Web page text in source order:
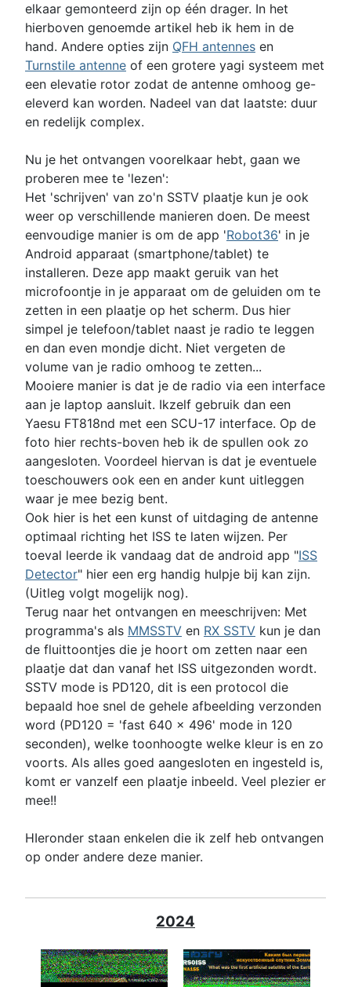
elkaar gemonteerd zijn op één drager. In het
hierboven genoemde artikel heb ik hem in de
hand. Andere opties zijn QFH antennes en
Turnstile antenne of een grotere yagi systeem met
een elevatie rotor zodat de antenne omhoog ge-
eleverd kan worden. Nadeel van dat laatste: duur
en redelijk complex.
Nu je het ontvangen voorelkaar hebt, gaan we
proberen mee te 'lezen':
Het 'schrijven' van zo'n SSTV plaatje kun je ook
weer op verschillende manieren doen. De meest
eenvoudige manier is om de app 'Robot36' in je
Android apparaat (smartphone/tablet) te
installeren. Deze app maakt geruik van het
microfoontje in je apparaat om de geluiden om te
zetten in een plaatje op het scherm. Dus hier
simpel je telefoon/tablet naast je radio te leggen
en dan even mondje dicht. Niet vergeten de
volume van je radio omhoog te zetten...
Mooiere manier is dat je de radio via een interface
aan je laptop aansluit. Ikzelf gebruik dan een
Yaesu FT818nd met een SCU-17 interface. Op de
foto hier rechts-boven heb ik de spullen ook zo
aangesloten. Voordeel hiervan is dat je eventuele
toeschouwers ook een en ander kunt uitleggen
waar je mee bezig bent.
Ook hier is het een kunst of uitdaging de antenne
optimaal richting het ISS te laten wijzen. Per
toeval leerde ik vandaag dat de android app "ISS
Detector" hier een erg handig hulpje bij kan zijn.
(Uitleg volgt mogelijk nog).
Terug naar het ontvangen en meeschrijven: Met
programma's als MMSSTV en RX SSTV kun je dan
de fluittoontjes die je hoort om zetten naar een
plaatje dat dan vanaf het ISS uitgezonden wordt.
SSTV mode is PD120, dit is een protocol die
bepaald hoe snel de gehele afbeelding verzonden
word (PD120 = 'fast 640 x 496' mode in 120
seconden), welke toonhoogte welke kleur is en zo
voorts. Als alles goed aangesloten en ingesteld is,
komt er vanzelf een plaatje inbeeld. Veel plezier er
mee!!
HIeronder staan enkelen die ik zelf heb ontvangen
op onder andere deze manier.
2024